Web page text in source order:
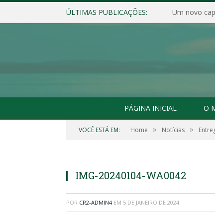
ÚLTIMAS PUBLICAÇÕES: Um novo
PÁGINA INICIAL O
VOCÊ ESTÁ EM: Home » Notícias »
IMG-20240104-WA0042
POR CR2-ADMIN4 EM 5 DE JANEIRO DE 2024